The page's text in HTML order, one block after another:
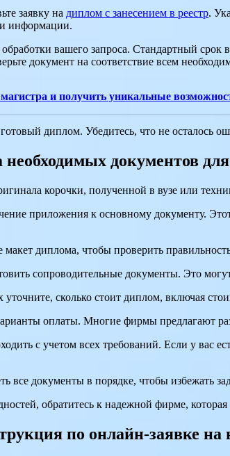
заявку на диплом с занесением в реестр.
информации.
вашего запроса. Стандартный
документ на соответствие всем
и получить уникальные
диплом. Убедитесь, что не осталось
документов
корочки, полученной в вузе или
приложения к основному документу.
макет диплома, чтобы проверить
сопроводительные документы. Это
уточните, сколько стоит диплом, включая
оплаты. Многие фирмы предлагают
с учетом всех требований. Если у вас
все документы в порядке, чтобы избежать
обратитесь к надежной фирме,
по онлайн-заявке на